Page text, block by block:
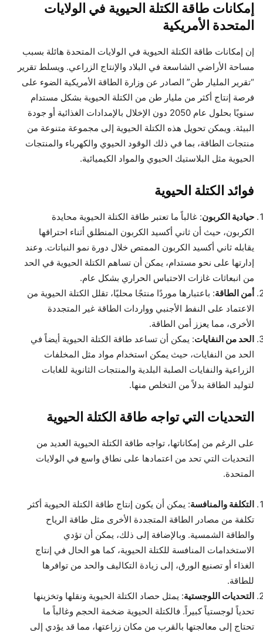
إمكانات طاقة الكتلة الحيوية في الولايات
المتحدة الأمريكية
إن إمكانات طاقة الكتلة الحيوية في الولايات المتحدة هائلة بسبب
مساحة الأراضي الشاسعة في البلاد والإنتاج الزراعي. ويسلط تقرير
“تقرير المليار طن” الصادر عن وزارة الطاقة الأمريكية الضوء على
فرصة إنتاج أكثر من مليار طن من الكتلة الحيوية بشكل مستدام
سنويًا بحلول عام 2050 دون الإخلال بالإمدادات الغذائية أو جودة
البيئة. ويمكن تحويل هذه الكتلة الحيوية إلى مجموعة متنوعة من
منتجات الطاقة، بما في ذلك الوقود الحيوي والكهرباء والمنتجات
الحيوية مثل البلاستيك الحيوي والمواد الكيميائية.
فوائد الكتلة الحيوية
حيادية الكربون: غالباً ما تعتبر طاقة الكتلة الحيوية محايدة
الكربون، حيث أن ثاني أكسيد الكربون المنطلق أثناء احتراقها
يقابله ثاني أكسيد الكربون الممتص خلال دورة نمو النباتات. وعند
إدارتها على نحو مستدام، يمكن أن تساهم الكتلة الحيوية في الحد
من انبعاثات غازات الاحتباس الحراري بشكل عام.
أمن الطاقة: باعتبارها موردًا منتجًا محليًا، تقلل الكتلة الحيوية من
الاعتماد على النفط الأجنبي وواردات الطاقة غير المتجددة
الأخرى، مما يعزز أمن الطاقة.
الحد من النفايات: يمكن أن تساعد طاقة الكتلة الحيوية أيضاً في
الحد من النفايات، حيث يمكن استخدام مواد مثل المخلفات
الزراعية والنفايات الصلبة البلدية والمنتجات الثانوية للغابات
لتوليد الطاقة بدلاً من التخلص منها.
التحديات التي تواجه طاقة الكتلة الحيوية
على الرغم من إمكاناتها، تواجه طاقة الكتلة الحيوية العديد من
التحديات التي تحد من اعتمادها على نطاق واسع في الولايات
المتحدة.
التكلفة والمنافسة: يمكن أن يكون إنتاج طاقة الكتلة الحيوية أكثر
تكلفة من مصادر الطاقة المتجددة الأخرى مثل طاقة الرياح
والطاقة الشمسية. وبالإضافة إلى ذلك، يمكن أن تؤدي
الاستخدامات المنافسة للكتلة الحيوية، كما هو الحال في إنتاج
الغذاء أو تصنيع الورق، إلى زيادة التكاليف والحد من توافرها
للطاقة.
التحديات اللوجستية: يمثل حصاد الكتلة الحيوية ونقلها وتخزينها
تحدياً لوجستياً كبيراً. فالكتلة الحيوية ضخمة الحجم وغالباً ما
تحتاج إلى معالجتها بالقرب من مكان زراعتها، مما قد يؤدي إلى